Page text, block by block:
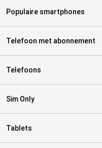
Populaire smartphones
Telefoon met abonnement
Telefoons
Sim Only
Tablets